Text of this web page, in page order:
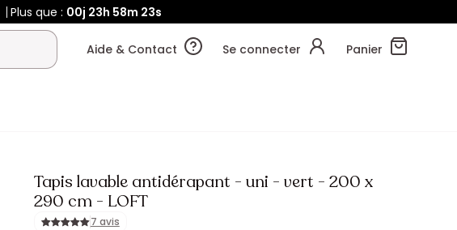
Plus que : 00j 23h 58m 22s
Aide & Contact Se connecter Panier
Tapis lavable antidérapant - uni - vert - 200 x
290 cm - LOFT
7 avis